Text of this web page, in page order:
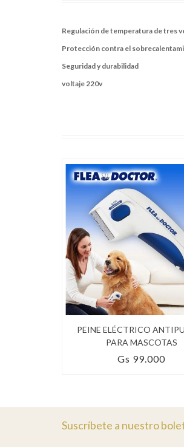
Regulación de temperatura de tres
Protección contra el
Seguridad y durabilidad
voltaje 220v
PEINE ELÉCTRICO
PARA MASCOTAS
Gs 99.000
Suscríbete a nuestro